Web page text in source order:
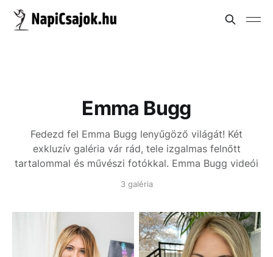
Emma Bugg
Fedezd fel Emma Bugg lenyűgöző világát! Két
exkluzív galéria vár rád, tele izgalmas felnőtt
tartalommal és művészi fotókkal. Emma Bugg videói
3 galéria